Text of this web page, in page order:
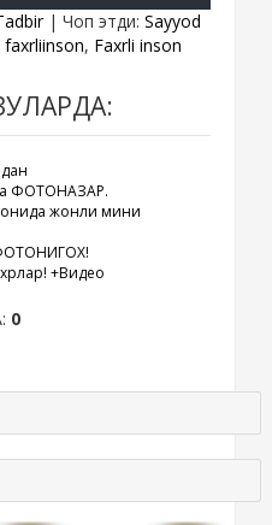
| Чоп этди: Sayyod
faxrliinson, Faxrli inson
ФОТОНАЗАР.
жонли мини
+Видео
0